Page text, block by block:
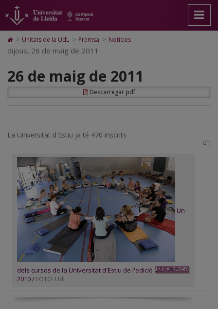
26
de
maig
de
2011
pàgina
principal.
Universitat
Lleida
contingut
principal
Mapa
Web.
Universitat
Cerca
Accessibilitat.
Universitat
Lleida
Icono
de
Home
ir
a
página
de
> Unitats de la UdL > Premsa > Noticies
dijous, 26 de maig de 2011
26 de maig de 2011
Descarregar pdf
La Universitat d'Estiu ja té 470 inscrits
Un
dels cursos de la Universitat d'Estiu de l'edició
2010 / FOTO: UdL